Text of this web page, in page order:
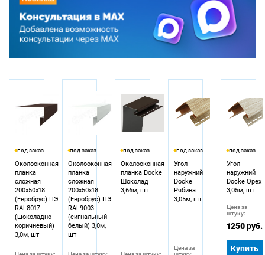
под заказ
Околооконная
планка
сложная
200х50х18
(Евробрус) ПЭ
RAL8017
(шоколадно-
коричневый)
3,0м, шт
под заказ
Околооконная
планка
сложная
200х50х18
(Евробрус) ПЭ
RAL9003
(сигнальный
белый) 3,0м,
шт
под заказ
Околооконная
планка Docke
Шоколад
3,66м, шт
под заказ
Угол
наружний
Docke
Рябина
3,05м, шт
Цена за
под заказ
Угол
наружний
Docke Орех
3,05м, шт
Цена за
штуку:
1250 руб.
Купить